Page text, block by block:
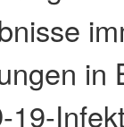
in
19-